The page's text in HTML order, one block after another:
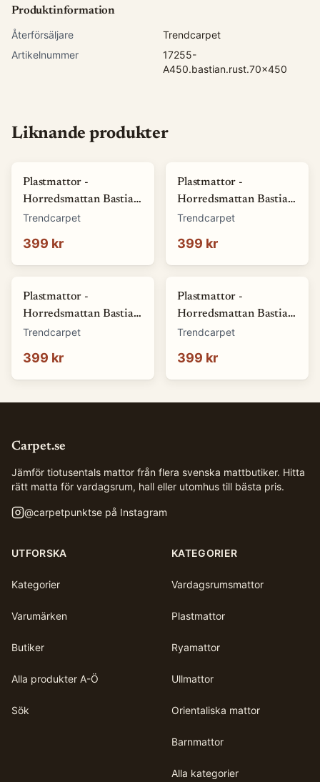
Produktinformation
Återförsäljare
Trendcarpet
Artikelnummer
17255-
A450.bastian.rust.70x450
Liknande produkter
Plastmattor -
Horredsmattan Bastian
(grön) (Storlek: 70 x 50
Trendcarpet
399 kr
Plastmattor -
Horredsmattan Bastian
(röd) (Storlek: 70 x 50
Trendcarpet
399 kr
Plastmattor -
Horredsmattan Bastian
(blå) (Storlek: 70 x 50
Trendcarpet
399 kr
Plastmattor -
Horredsmattan Bastian
(brun) (Storlek: 70 x 50
Trendcarpet
399 kr
Carpet.se
Jämför tiotusentals mattor från flera svenska mattbutiker. Hitta
rätt matta för vardagsrum, hall eller utomhus till bästa pris.
@carpetpunktse på Instagram
UTFORSKA
Kategorier
Varumärken
Butiker
Alla produkter A-Ö
Sök
KATEGORIER
Vardagsrumsmattor
Plastmattor
Ryamattor
Ullmattor
Orientaliska mattor
Barnmattor
Alla kategorier